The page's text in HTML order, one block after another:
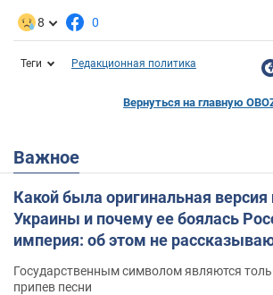
8 0
Теги Редакционная политика
Вернуться на главную
Важное
Какой была оригинальная версия
Украины и почему ее боялась
империя: об этом не
Государственным символом являются
припев песни